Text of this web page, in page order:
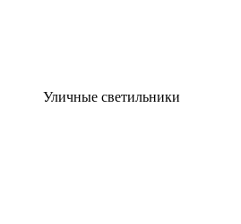
Уличные светильники